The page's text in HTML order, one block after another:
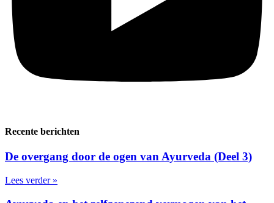
Recente berichten
De overgang door de ogen van Ayurveda (Deel 3)
Lees verder »